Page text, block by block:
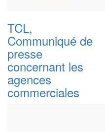
TCL,
Communiqué de
presse
concernant les
agences
commerciales